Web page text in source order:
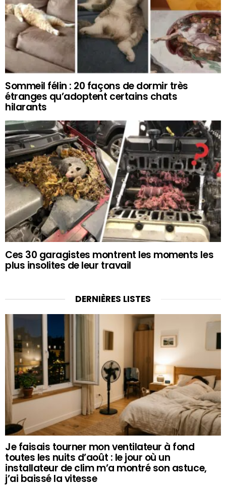
Sommeil félin : 20 façons de dormir très
étranges qu’adoptent certains chats
hilarants
Ces 30 garagistes montrent les moments les
plus insolites de leur travail
DERNIÈRES LISTES
Je faisais tourner mon ventilateur à fond
toutes les nuits d’août : le jour où un
installateur de clim m’a montré son astuce,
j’ai baissé la vitesse